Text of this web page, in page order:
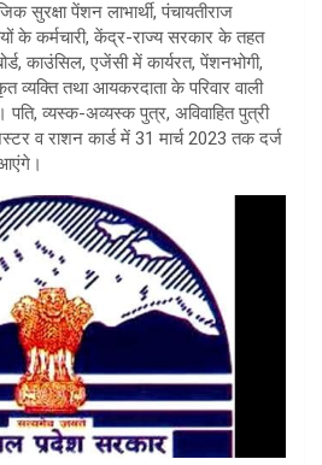
सुरक्षा पेंशन लाभार्थी, पंचायतीराज
के कर्मचारी, केंद्र-राज्य सरकार के तहत
काउंसिल, एजेंसी में कार्यरत, पेंशनभोगी,
व्यक्ति तथा आयकरदाता के परिवार वाली
पति, व्यस्क-अव्यस्क पुत्र, अविवाहित पुत्री
व राशन कार्ड में 31 मार्च 2023 तक दर्ज
आएंगे।